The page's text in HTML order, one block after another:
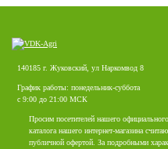
140185 г. Жуковский, ул Наркомвод 8
График работы: понедельник-суббота
с 9:00 до 21:00 МСК
Просим посетителей нашего
каталога нашего интернет-магазина
публичной офертой. За подробными